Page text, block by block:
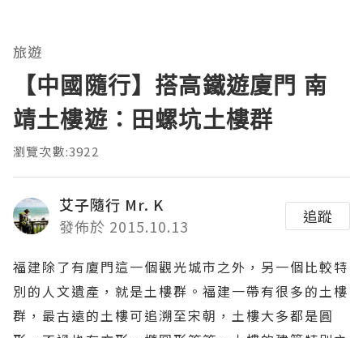
旅遊
【中國隨行】搭高鐵遊廈門 南
靖土樓遊：田螺坑土樓群
瀏覽次數:3922
艾子隨行 Mr. K
發佈於 2015.10.13
追蹤
福建除了有廈門這一個觀光城市之外，另一個比較特
別的人文遺產，就是土樓群。福建一帶有很多的土樓
群，最古遠的土樓可追溯至宋朝，土樓大多都是圓